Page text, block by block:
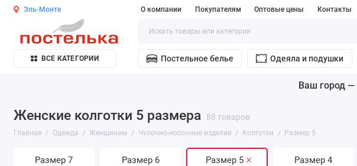
Эль-Монте О компании Покупателям Оптовые цены Контакты
ВСЕ КАТЕГОРИИ Постельное белье Одеяла и подушки
Ваш город —
Женские колготки 5 размера 88 товаров
Главная Одежда Женщинам Чулочно-носочные изделия Колготки Размер 5
Размер 7 Размер 6 Размер 5 Размер 4